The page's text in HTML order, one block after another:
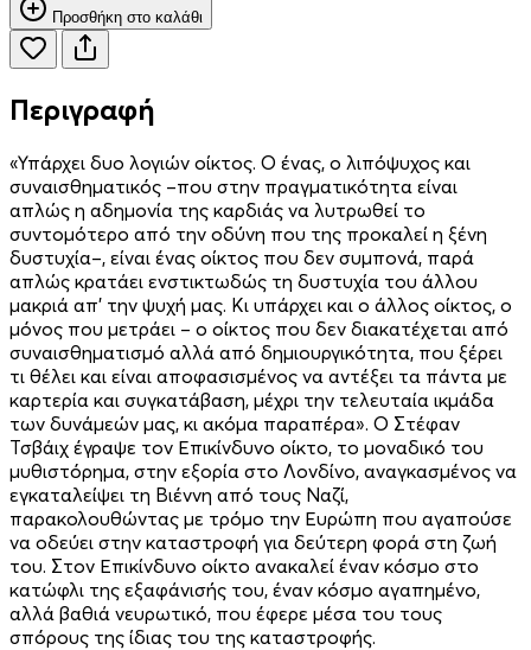
Προσθήκη στο καλάθι
Περιγραφή
«Υπάρχει δυο λογιών οίκτος. Ο ένας, ο λιπόψυχος και
συναισθηματικός –που στην πραγματικότητα είναι
απλώς η αδημονία της καρδιάς να λυτρωθεί το
συντομότερο από την οδύνη που της προκαλεί η ξένη
δυστυχία–, είναι ένας οίκτος που δεν συμπονά, παρά
απλώς κρατάει ενστικτωδώς τη δυστυχία του άλλου
μακριά απ’ την ψυχή μας. Κι υπάρχει και ο άλλος οίκτος, ο
μόνος που μετράει – ο οίκτος που δεν διακατέχεται από
συναισθηματισμό αλλά από δημιουργικότητα, που ξέρει
τι θέλει και είναι αποφασισμένος να αντέξει τα πάντα με
καρτερία και συγκατάβαση, μέχρι την τελευταία ικμάδα
των δυνάμεών μας, κι ακόμα παραπέρα». Ο Στέφαν
Τσβάιχ έγραψε τον Επικίνδυνο οίκτο, το μοναδικό του
μυθιστόρημα, στην εξορία στο Λονδίνο, αναγκασμένος να
εγκαταλείψει τη Βιέννη από τους Ναζί,
παρακολουθώντας με τρόμο την Ευρώπη που αγαπούσε
να οδεύει στην καταστροφή για δεύτερη φορά στη ζωή
του. Στον Επικίνδυνο οίκτο ανακαλεί έναν κόσμο στο
κατώφλι της εξαφάνισής του, έναν κόσμο αγαπημένο,
αλλά βαθιά νευρωτικό, που έφερε μέσα του τους
σπόρους της ίδιας του της καταστροφής.